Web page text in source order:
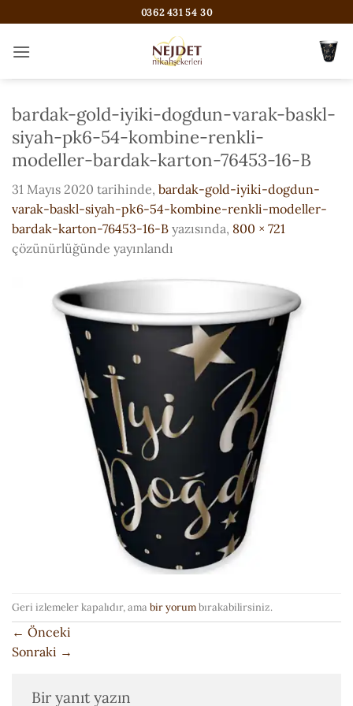
atla
0362 431 54 30
bardak-gold-iyiki-dogdun-varak-baskl-
siyah-pk6-54-kombine-renkli-
modeller-bardak-karton-76453-16-B
31 Mayıs 2020 tarihinde, bardak-gold-iyiki-dogdun-
varak-baskl-siyah-pk6-54-kombine-renkli-modeller-
bardak-karton-76453-16-B yazısında, 800 × 721
çözünürlüğünde yayınlandı
Geri izlemeler kapalıdır, ama bir yorumbırakabilirsiniz.
← Önceki
Sonraki →
Bir yanıt yazın